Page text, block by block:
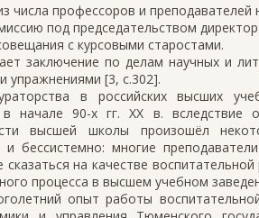
числа профессоров и преподавателей
под председательством
с курсовыми старостами.
заключение по делам научных и
упражнениями [3, с.302].
в российских высших
в начале 90-х гг. ХХ в. вследствие
высшей школы произошёл
бессистемно: многие
сказаться на качестве
процесса в высшем учебном
опыт работы